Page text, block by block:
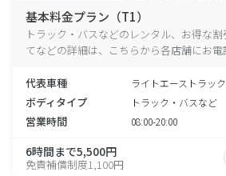
基本料金プラン（T1）
トラック・バスなどのレンタル、お得な
てなどの詳細は、こちらから各店舗にお電
代表車種 ライトエーストラッ
ボディタイプ トラック・バスなど
営業時間 08:00-20:00
6時間まで5,500円
免責補償制度1,100円